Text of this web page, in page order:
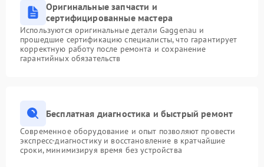
Оригинальные запчасти и
сертифицированные мастера
Используются оригинальные детали Gaggenau и
прошедшие сертификацию специалисты, что гарантирует
корректную работу после ремонта и сохранение
гарантийных обязательств
Бесплатная диагностика и быстрый ремонт
Современное оборудование и опыт позволяют провести
экспресс-диагностику и восстановление в кратчайшие
сроки, минимизируя время без устройства